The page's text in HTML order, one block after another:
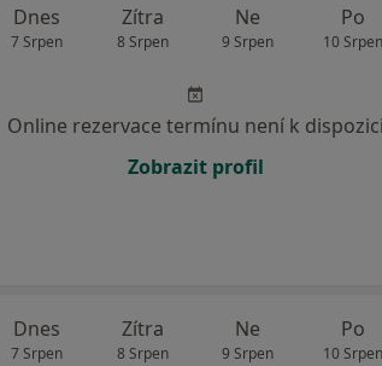
Dnes
7 Srpen
Zítra
8 Srpen
Ne
9 Srpen
Po
10 Srpen
Online rezervace termínu není k dispozici
Zobrazit profil
Dnes
7 Srpen
Zítra
8 Srpen
Ne
9 Srpen
Po
10 Srpen